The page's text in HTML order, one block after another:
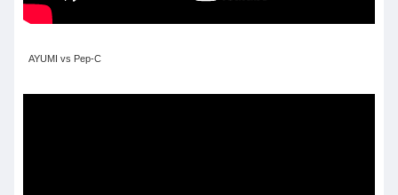
AYUMI vs Pep-C